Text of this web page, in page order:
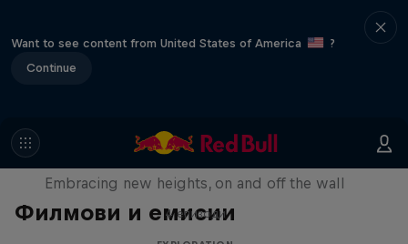
Want to see content from United States of America
?
Continue
Филмови и емисии
Natural Heights
Embracing new heights, on and off the wall
4 епизоди